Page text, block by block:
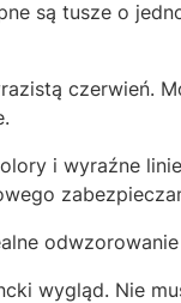
są tusze o
czerwień.
i wyraźne
wygląd. Nie